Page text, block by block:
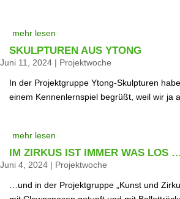
mehr lesen
SKULPTUREN AUS YTONG
Juni 11, 2024 | Projektwoche
In der Projektgruppe Ytong-Skulpturen
einem Kennenlernspiel begrüßt, weil wir ja
mehr lesen
IM ZIRKUS IST IMMER WAS LOS …
Juni 4, 2024 | Projektwoche
…und in der Projektgruppe „Kunst und